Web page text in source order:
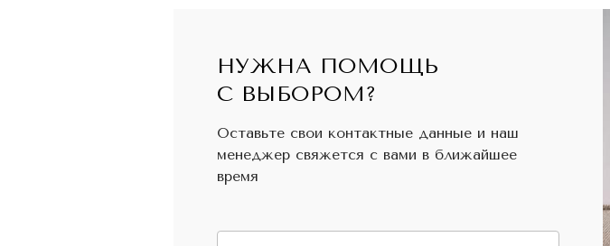
НУЖНА ПОМОЩЬ
С ВЫБОРОМ?
Оставьте свои контактные данные и наш
менеджер свяжется с вами в ближайшее
время